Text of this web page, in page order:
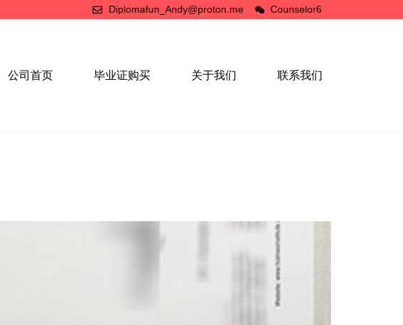
Diplomafun_Andy@proton.me Counselor6
公司首页 毕业证购买 关于我们 联系我们